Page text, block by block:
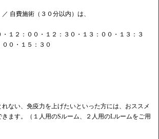
自費施術（３０分以内）は、
・１２：００・１２：３０・１３：００・１３：３
０・１５：３０
ない、免疫力を上げたいといった方には、おススメ
ます。（１人用のSルーム、２人用のLルームをご用